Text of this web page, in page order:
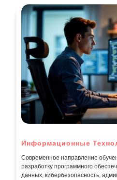
Информационные
Современное направление
разработку программного
данных, кибербезопасность,